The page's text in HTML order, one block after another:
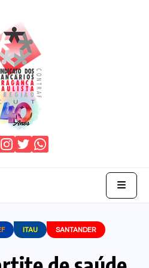
ITAU SANTANDER